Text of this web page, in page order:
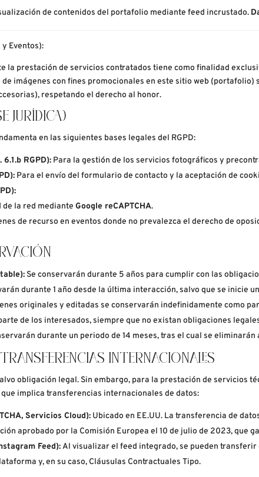
de contenidos del portafolio mediante feed incrustado.
Eventos):
la prestación de servicios contratados tiene como finalidad
imágenes con fines promocionales en este sitio web
respetando el derecho al honor.
JURÍDICA)
en las siguientes bases legales del RGPD:
RGPD): Para la gestión de los servicios fotográficos y
Para el envío del formulario de contacto y la aceptación de
la red mediante Google reCAPTCHA.
de recurso en eventos donde no prevalezca el derecho de
Se conservarán durante 5 años para cumplir con las
durante 1 año desde la última interacción, salvo que se inicie
originales y editadas se conservarán indefinidamente como
de los interesados, siempre que no existan obligaciones
durante un periodo de 14 meses, tras el cual se
INTERNACIONALES
obligación legal. Sin embargo, para la prestación de servicios
implica transferencias internacionales de datos:
Servicios Cloud): Ubicado en EE.UU. La transferencia de
aprobado por la Comisión Europea el 10 de julio de 2023, que
Feed): Al visualizar el feed integrado, se pueden
y, en su caso, Cláusulas Contractuales Tipo.